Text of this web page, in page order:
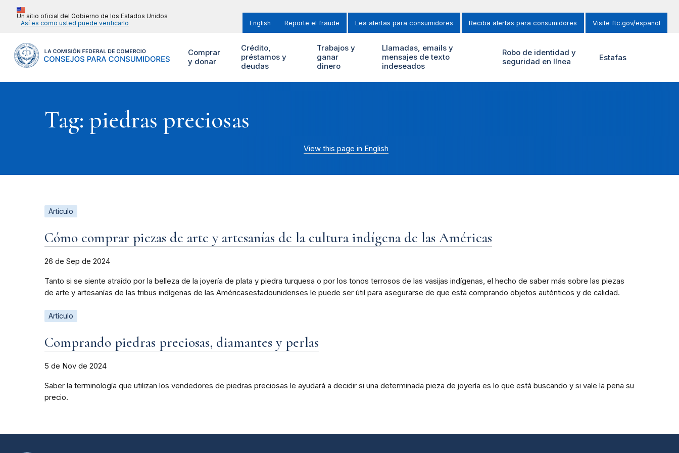
Un sitio oficial del Gobierno de los Estados Unidos
Así es como usted puede verificarlo
English Reporte el fraude Lea alertas para consumidores Reciba alertas para consumidores Visite ftc.gov/espanol
Comprar
y donar
Crédito,
préstamos y
deudas
Trabajos y
ganar
dinero
Llamadas, emails y
mensajes de texto
indeseados
Robo de identidad y
seguridad en línea
Estafas
Tag: piedras preciosas
View this page in English
Artículo
Cómo comprar piezas de arte y artesanías de la cultura indígena de las Américas
26 de Sep de 2024
Tanto si se siente atraído por la belleza de la joyería de plata y piedra turquesa o por los tonos terrosos de las vasijas indígenas, el hecho de saber más sobre las piezas
de arte y artesanías de las tribus indígenas de las Américasestadounidenses le puede ser útil para asegurarse de que está comprando objetos auténticos y de calidad.
Artículo
Comprando piedras preciosas, diamantes y perlas
5 de Nov de 2024
Saber la terminología que utilizan los vendedores de piedras preciosas le ayudará a decidir si una determinada pieza de joyería es lo que está buscando y si vale la pena su
precio.